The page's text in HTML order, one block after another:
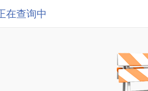
在查询中